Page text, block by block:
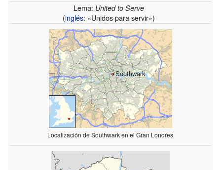
Lema: United to Serve
(inglés: «Unidos para servir»)
Southwark
Localización de Southwark en el Gran Londres